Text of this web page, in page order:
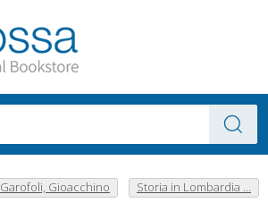
Garofoli, Gioacchino Storia in Lombardia ...